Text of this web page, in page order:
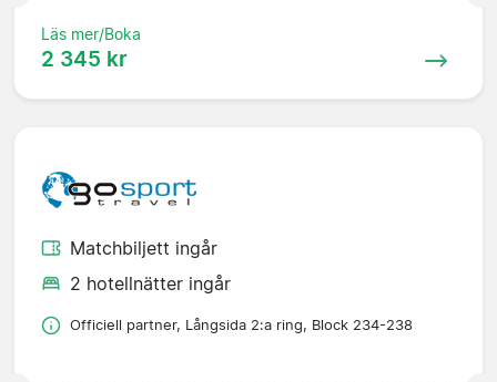
Läs mer/Boka
2 345 kr
Matchbiljett ingår
2 hotellnätter ingår
Officiell partner, Långsida 2:a ring, Block 234-238